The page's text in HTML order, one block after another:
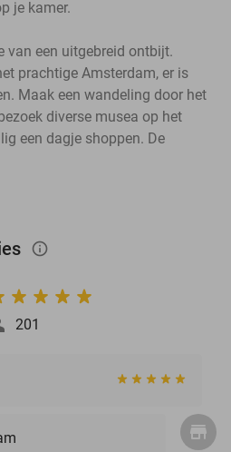
je kamer.
van een uitgebreid ontbijt.
prachtige Amsterdam, er is
Maak een wandeling door het
diverse musea op het
een dagje shoppen. De
info_outlined
201